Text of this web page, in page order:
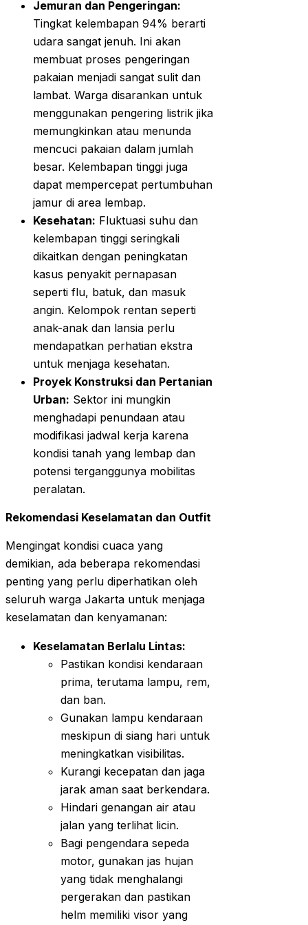
Jemuran dan Pengeringan:
Tingkat kelembapan 94% berarti
udara sangat jenuh. Ini akan
membuat proses pengeringan
pakaian menjadi sangat sulit dan
lambat. Warga disarankan untuk
menggunakan pengering listrik jika
memungkinkan atau menunda
mencuci pakaian dalam jumlah
besar. Kelembapan tinggi juga
dapat mempercepat pertumbuhan
jamur di area lembap.
Kesehatan: Fluktuasi suhu dan
kelembapan tinggi seringkali
dikaitkan dengan peningkatan
kasus penyakit pernapasan
seperti flu, batuk, dan masuk
angin. Kelompok rentan seperti
anak-anak dan lansia perlu
mendapatkan perhatian ekstra
untuk menjaga kesehatan.
Proyek Konstruksi dan Pertanian
Urban: Sektor ini mungkin
menghadapi penundaan atau
modifikasi jadwal kerja karena
kondisi tanah yang lembap dan
potensi terganggunya mobilitas
peralatan.
Rekomendasi Keselamatan dan Outfit
Mengingat kondisi cuaca yang
demikian, ada beberapa rekomendasi
penting yang perlu diperhatikan oleh
seluruh warga Jakarta untuk menjaga
keselamatan dan kenyamanan:
Keselamatan Berlalu Lintas:
Pastikan kondisi kendaraan
prima, terutama lampu, rem,
dan ban.
Gunakan lampu kendaraan
meskipun di siang hari untuk
meningkatkan visibilitas.
Kurangi kecepatan dan jaga
jarak aman saat berkendara.
Hindari genangan air atau
jalan yang terlihat licin.
Bagi pengendara sepeda
motor, gunakan jas hujan
yang tidak menghalangi
pergerakan dan pastikan
helm memiliki visor yang